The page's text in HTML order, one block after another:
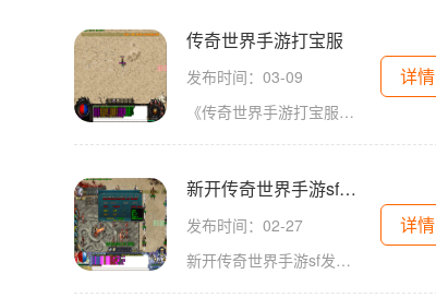
传奇世界手游打宝服
发布时间：03-09
《传奇世界手游打宝服》是一款备受玩家热爱的多人在线角色扮演手游。作为一款经典的游戏，其各类玩法丰富多样，不仅包含了传统的打怪升级、帮派战争等元素，还融入了独特而刺
详情
新开传奇世界手游sf发布网站
发布时间：02-27
新开传奇世界手游sf发布网站是一个全新推出的专注于传奇世界手游私服发布的平台。作为广大传奇世界手游玩家追寻热血战斗的天堂，这个网站为玩家们提供了一个尽情畅玩游戏的舞台
详情